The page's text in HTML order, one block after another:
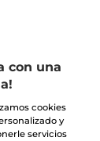
A MI
con una
cookies
y
servicios